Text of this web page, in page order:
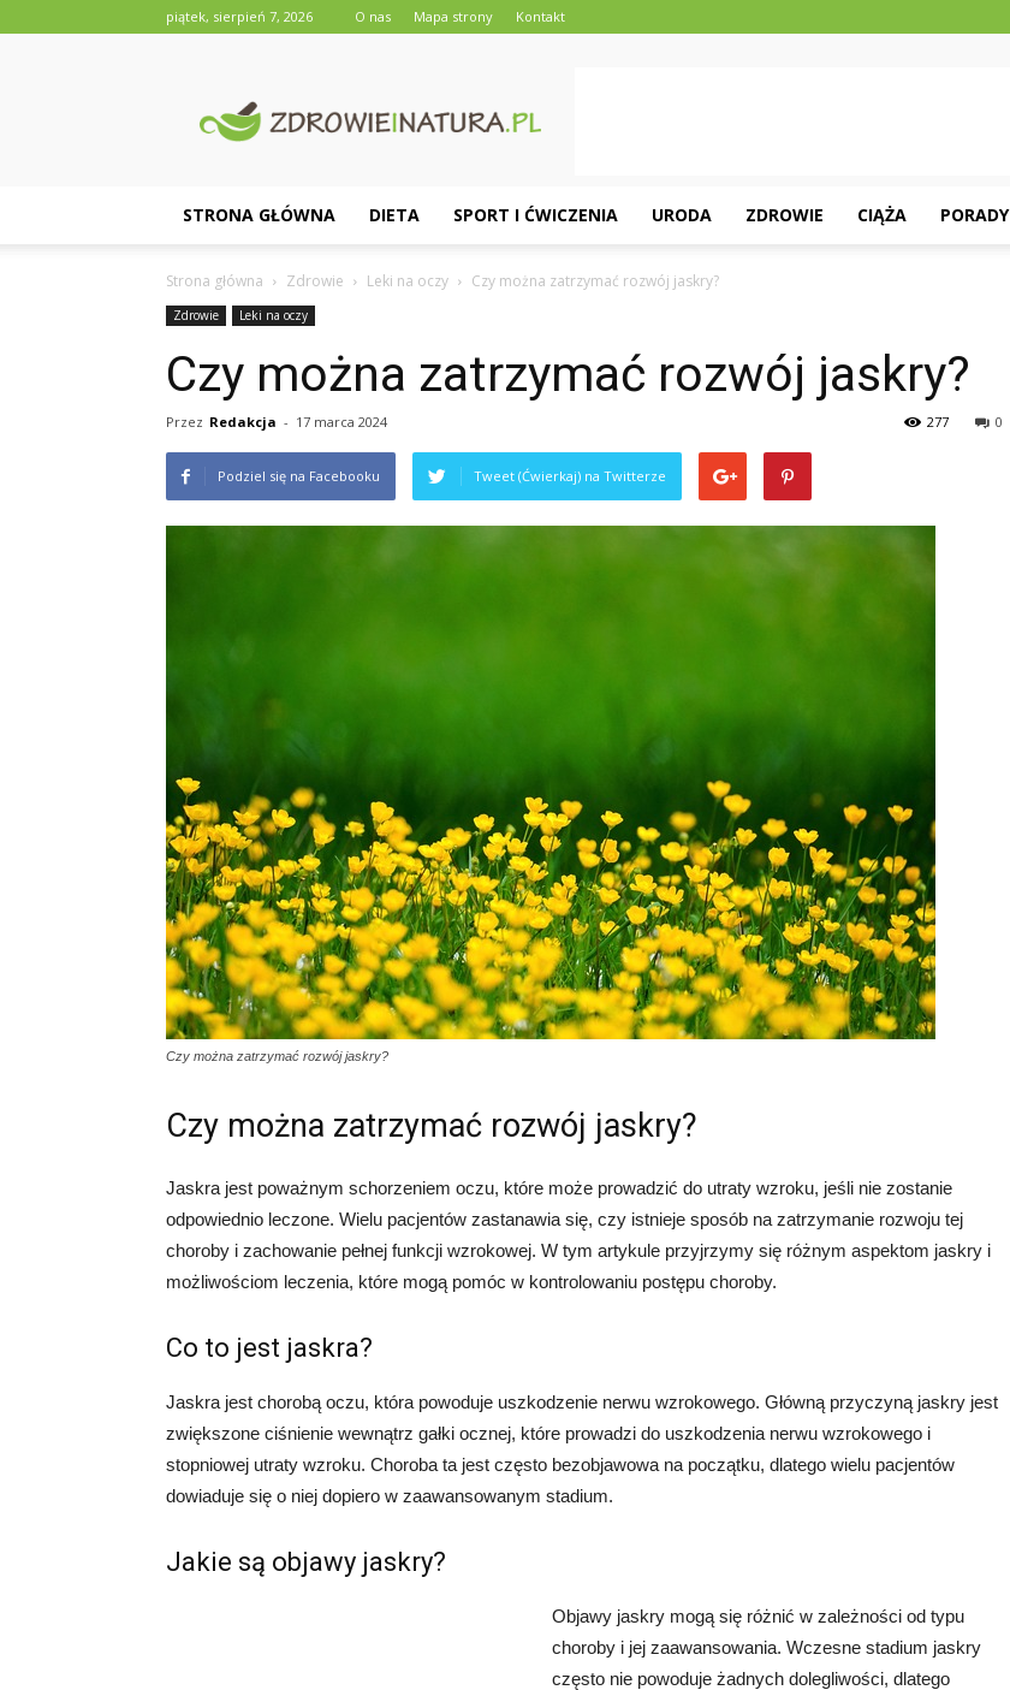
piątek, sierpień 7, 2026 O nas Mapa strony Kontakt
STRONA GŁÓWNA DIETA SPORT I ĆWICZENIA URODA ZDROWIE CIĄŻA PORADY
Strona główna Zdrowie Leki na oczy Czy można zatrzymać rozwój jaskry?
Zdrowie Leki na oczy
Czy można zatrzymać rozwój jaskry?
Przez Redakcja - 17 marca 2024 0
277
Podziel się na Facebooku Tweet (Ćwierkaj) na Twitterze
Czy można zatrzymać rozwój jaskry?
Czy można zatrzymać rozwój jaskry?
Jaskra jest poważnym schorzeniem oczu, które może prowadzić do utraty wzroku, jeśli nie zostanie
odpowiednio leczone. Wielu pacjentów zastanawia się, czy istnieje sposób na zatrzymanie rozwoju tej
choroby i zachowanie pełnej funkcji wzrokowej. W tym artykule przyjrzymy się różnym aspektom jaskry i
możliwościom leczenia, które mogą pomóc w kontrolowaniu postępu choroby.
Co to jest jaskra?
Jaskra jest chorobą oczu, która powoduje uszkodzenie nerwu wzrokowego. Główną przyczyną jaskry jest
zwiększone ciśnienie wewnątrz gałki ocznej, które prowadzi do uszkodzenia nerwu wzrokowego i
stopniowej utraty wzroku. Choroba ta jest często bezobjawowa na początku, dlatego wielu pacjentów
dowiaduje się o niej dopiero w zaawansowanym stadium.
Jakie są objawy jaskry?
Objawy jaskry mogą się różnić w zależności od typu
choroby i jej zaawansowania. Wczesne stadium jaskry
często nie powoduje żadnych dolegliwości, dlatego